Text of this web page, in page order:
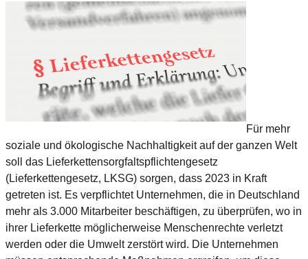
Für mehr
soziale und ökologische Nachhaltigkeit auf der ganzen Welt
soll das Lieferkettensorgfaltspflichtengesetz
(Lieferkettengesetz, LKSG) sorgen, dass 2023 in Kraft
getreten ist. Es verpflichtet Unternehmen, die in Deutschland
mehr als 3.000 Mitarbeiter beschäftigen, zu überprüfen, wo in
ihrer Lieferkette möglicherweise Menschenrechte verletzt
werden oder die Umwelt zerstört wird. Die Unternehmen